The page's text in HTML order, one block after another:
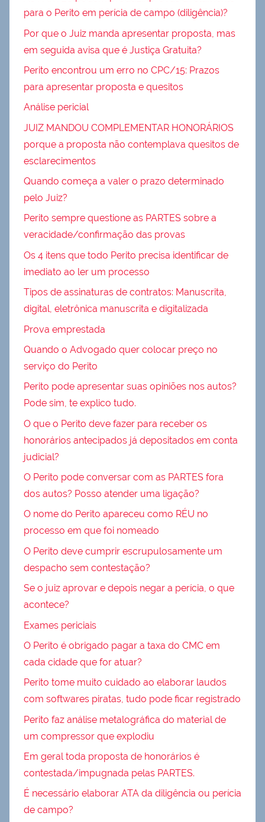
para o Perito em perícia de campo (diligência)?
Por que o Juiz manda apresentar proposta, mas
em seguida avisa que é Justiça Gratuita?
Perito encontrou um erro no CPC/15: Prazos
para apresentar proposta e quesitos
Análise pericial
JUIZ MANDOU COMPLEMENTAR HONORÁRIOS
porque a proposta não contemplava quesitos de
esclarecimentos
Quando começa a valer o prazo determinado
pelo Juiz?
Perito sempre questione as PARTES sobre a
veracidade/confirmação das provas
Os 4 itens que todo Perito precisa identificar de
imediato ao ler um processo
Tipos de assinaturas de contratos: Manuscrita,
digital, eletrônica manuscrita e digitalizada
Prova emprestada
Quando o Advogado quer colocar preço no
serviço do Perito
Perito pode apresentar suas opiniões nos autos?
Pode sim, te explico tudo.
O que o Perito deve fazer para receber os
honorários antecipados já depositados em conta
judicial?
O Perito pode conversar com as PARTES fora
dos autos? Posso atender uma ligação?
O nome do Perito apareceu como RÉU no
processo em que foi nomeado
O Perito deve cumprir escrupulosamente um
despacho sem contestação?
Se o juiz aprovar e depois negar a perícia, o que
acontece?
Exames periciais
O Perito é obrigado pagar a taxa do CMC em
cada cidade que for atuar?
Perito tome muito cuidado ao elaborar laudos
com softwares piratas, tudo pode ficar registrado
Perito faz análise metalográfica do material de
um compressor que explodiu
Em geral toda proposta de honorários é
contestada/impugnada pelas PARTES.
É necessário elaborar ATA da diligência ou perícia
de campo?